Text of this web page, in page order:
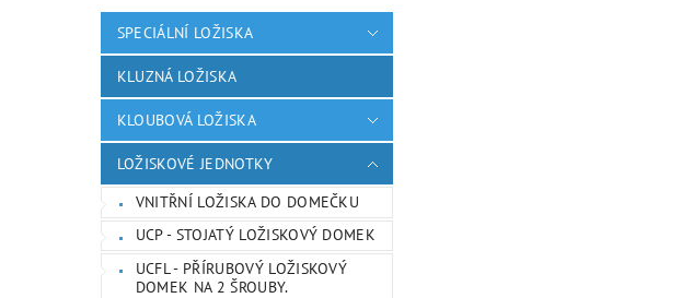
SPECIÁLNÍ LOŽISKA
KLUZNÁ LOŽISKA
KLOUBOVÁ LOŽISKA
LOŽISKOVÉ JEDNOTKY
VNITŘNÍ LOŽISKA DO DOMEČKU
UCP - STOJATÝ LOŽISKOVÝ DOMEK
UCFL - PŘÍRUBOVÝ LOŽISKOVÝ
DOMEK NA 2 ŠROUBY.